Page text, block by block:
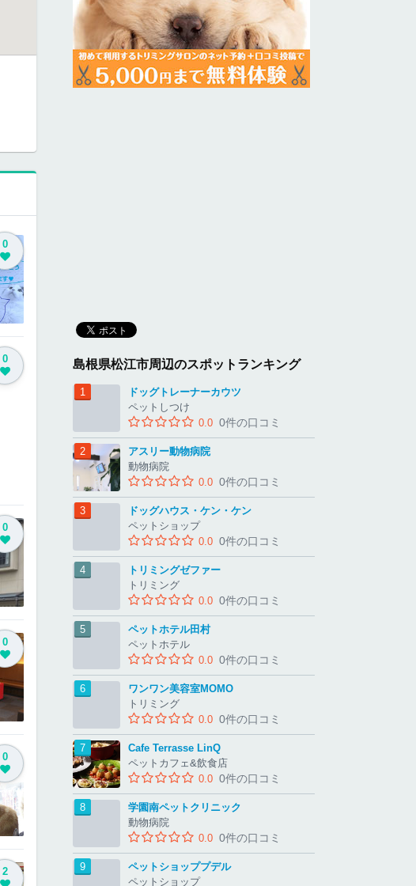
0
0
0
0
0
2
島根県松江市周辺のスポットランキング
ドッグトレーナーカウツ
ペットしつけ
0.0 0件の口コミ
アスリー動物病院
動物病院
0.0 0件の口コミ
ドッグハウス・ケン・ケン
ペットショップ
0.0 0件の口コミ
トリミングゼファー
トリミング
0.0 0件の口コミ
ペットホテル田村
ペットホテル
0.0 0件の口コミ
ワンワン美容室MOMO
トリミング
0.0 0件の口コミ
Cafe Terrasse LinQ
ペットカフェ&飲食店
0.0 0件の口コミ
学園南ペットクリニック
動物病院
0.0 0件の口コミ
ペットショッププデル
ペットショップ